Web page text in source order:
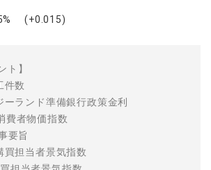
(+0.015)
ト】
件数
ーランド準備銀行政策金利
者物価指数
要旨
買担当者景気指数